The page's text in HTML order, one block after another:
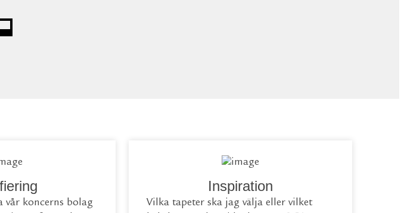
vår koncerns bolag
Inspiration
Vilka tapeter ska jag välja eller vilket